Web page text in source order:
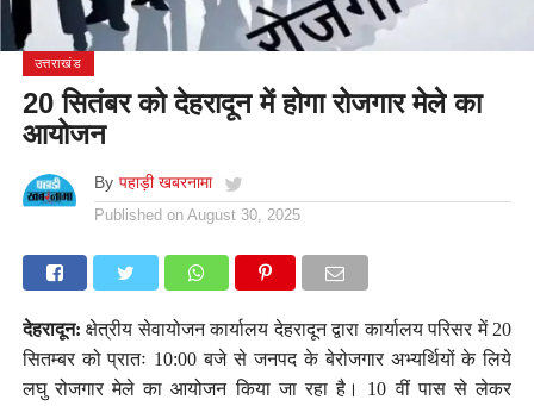
उत्तराखंड
20 सितंबर को देहरादून में होगा रोजगार मेले का
आयोजन
By पहाड़ी खबरनामा
Published on August 30, 2025
देहरादून: क्षेत्रीय सेवायोजन कार्यालय देहरादून द्वारा कार्यालय परिसर में 20
सितम्बर को प्रातः 10:00 बजे से जनपद के बेरोजगार अभ्यर्थियों के लिये
लघु रोजगार मेले का आयोजन किया जा रहा है। 10 वीं पास से लेकर